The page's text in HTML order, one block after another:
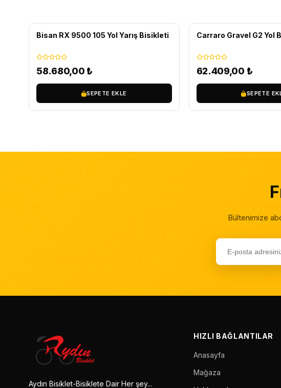
Bisan RX 9500 105 Yol Yarış Bisikleti
58.680,00 ₺
SEPETE EKLE
Carraro Gravel G2 Yol
62.409,00 ₺
SEPETE
Bültenimize
Aydın Bisiklet-Bisiklete Dair Her şey...
HIZLI BAĞLANTILAR
Anasayfa
Mağaza